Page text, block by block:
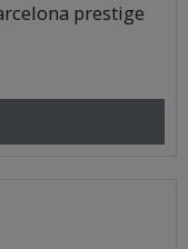
prestige